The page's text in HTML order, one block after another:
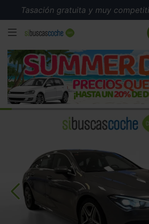
Tasación gratuita y muy
MENÚ